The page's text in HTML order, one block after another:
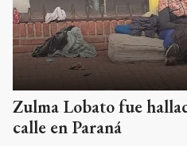
Zulma Lobato fue
calle en Paraná